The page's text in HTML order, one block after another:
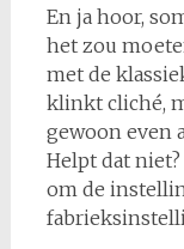
En ja hoor,
het zou
met de
klinkt cliché,
gewoon even
Helpt dat
om de